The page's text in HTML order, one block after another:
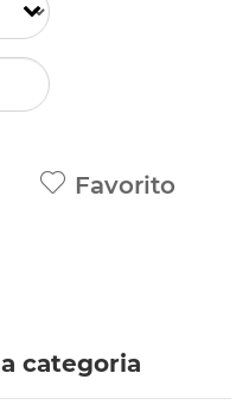
Favorito
categoria